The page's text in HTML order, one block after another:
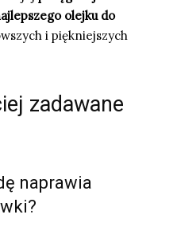
olejku do
i piękniejszych
zadawane
naprawia